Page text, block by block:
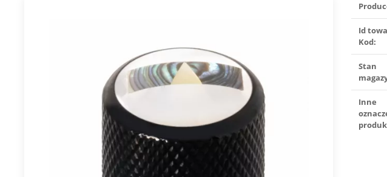
Id
Kod:
Stan
Inne